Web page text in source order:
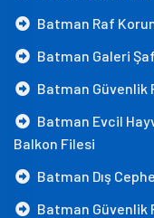
Batman Raf
Batman Galeri
Batman Güvenlik
Batman Evcil
Balkon Filesi
Batman Dış
Batman Güvenlik